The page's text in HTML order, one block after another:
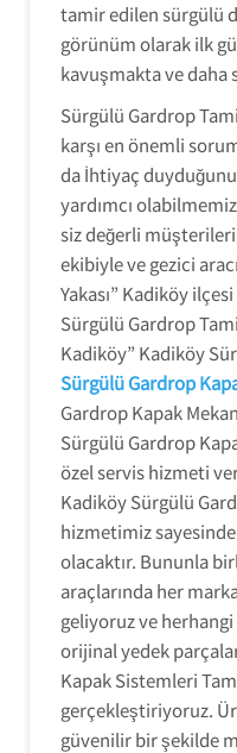
tamir edilen sürgülü
görünüm olarak ilk
kavuşmakta ve daha
Sürgülü Gardrop
karşı en önemli
da İhtiyaç
yardımcı
siz değerli
ekibiyle ve gezici
Yakası” Kadiköy
Sürgülü Gardrop
Kadiköy” Kadiköy
Sürgülü Gardrop
Gardrop Kapak
Sürgülü Gardrop
özel servis hizmeti
Kadiköy Sürgülü
hizmetimiz
olacaktır. Bununla
araçlarında her
geliyoruz ve
orijinal yedek
Kapak Sistemleri
gerçekleştiriyoruz.
güvenilir bir şekilde